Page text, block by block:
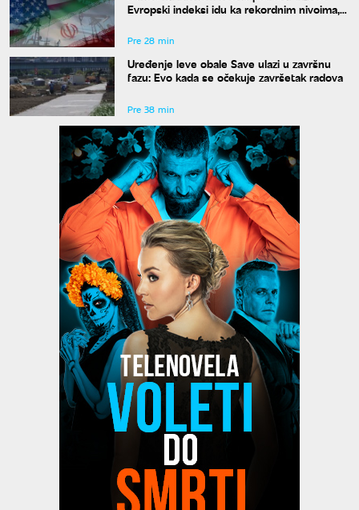
Evropski indeksi idu ka rekordnim nivoima,
Pre 28 min
Uređenje leve obale Save ulazi u završnu
fazu: Evo kada se očekuje završetak radova
Pre 38 min